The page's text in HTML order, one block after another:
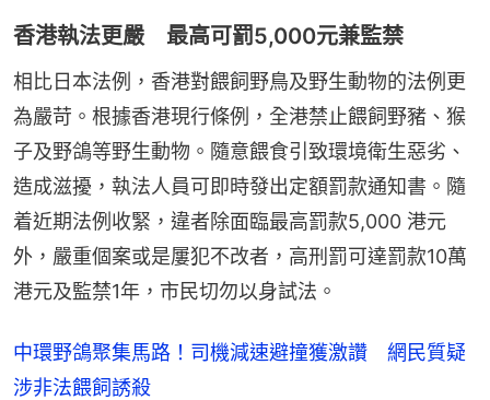
香港執法更嚴 最高可罰5,000元兼監禁
相比日本法例，香港對餵飼野鳥及野生動物的法例更
為嚴苛。根據香港現行條例，全港禁止餵飼野豬、猴
子及野鴿等野生動物。隨意餵食引致環境衛生惡劣、
造成滋擾，執法人員可即時發出定額罰款通知書。隨
着近期法例收緊，違者除面臨最高罰款5,000 港元
外，嚴重個案或是屢犯不改者，高刑罰可達罰款10萬
港元及監禁1年，市民切勿以身試法。
中環野鴿聚集馬路！司機減速避撞獲激讚 網民質疑
涉非法餵飼誘殺